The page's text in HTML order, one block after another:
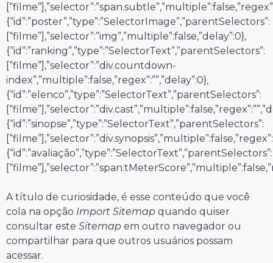
{“id”:”poster”,”type”:”SelectorImage”,”parentSelectors”:
[“filme”],”selector”:”img”,”multiple”:false,”delay”:0},
{“id”:”ranking”,”type”:”SelectorText”,”parentSelectors”:
[“filme”],”selector”:”div.countdown-
index”,”multiple”:false,”regex”:””,”delay”:0},
{“id”:”elenco”,”type”:”SelectorText”,”parentSelectors”:
{“id”:”sinopse”,”type”:”SelectorText”,”parentSelectors”:
{“id”:”avaliação”,”type”:”SelectorText”,”parentSelectors”:
A título de curiosidade, é esse conteúdo que você
cola na opção Import Sitemap quando quiser
consultar este Sitemap em outro navegador ou
compartilhar para que outros usuários possam
acessar.